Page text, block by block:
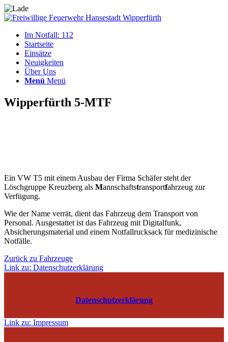
Im Notfall: 112
Startseite
Einsätze
Neuigkeiten
Über Uns
Menü Menü
Wipperfürth 5-MTF
Ein VW T5 mit einem Ausbau der Firma Schäfer steht der
Löschgruppe Kreuzberg als Mannschaftstransportfahrzeug zur
Verfügung.
Wie der Name verrät, dient das Fahrzeug dem Transport von
Personal. Ausgestattet ist das Fahrzeug mit Digitalfunk,
Absicherungsmaterial und einem Notfallrucksack für medizinische
Notfälle.
Zurück zu Fahrzeuge
Link zu: Datenschutzerklärung
Datenschutzerklärung
Link zu: Impressum